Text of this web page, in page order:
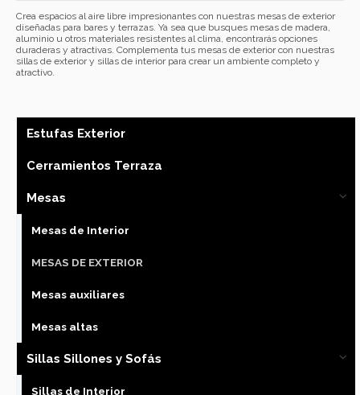
Crea espacios al aire libre impresionantes con nuestras mesas de exterior
diseñadas para bares y terrazas. Ya sea que busques mesas de madera,
aluminio u otros materiales resistentes al clima, encontrarás opciones
duraderas y atractivas. Complementa tus mesas de exterior con nuestras
sillas de exterior y sillas de interior para crear un ambiente completo y
atractivo.
Estufas Exterior
Cerramientos Terraza
Mesas
Mesas de Interior
MESAS DE EXTERIOR
Mesas auxiliares
Mesas altas
Sillas Sillones y Sofás
Sillas de Interior